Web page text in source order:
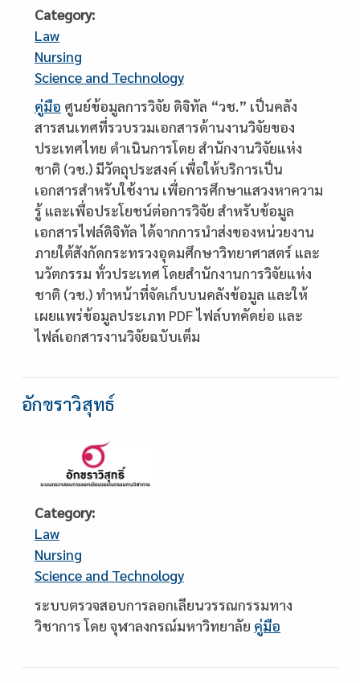
Category
Law
Nursing
Science and Technology
Description
คู่มือ ศูนย์ข้อมูลการวิจัย ดิจิทัล “วช.” เป็นคลัง
สารสนเทศที่รวบรวมเอกสารด้านงานวิจัยของ
ประเทศไทย ดำเนินการโดย สำนักงานวิจัยแห่ง
ชาติ (วช.) มีวัตถุประสงค์ เพื่อให้บริการเป็น
เอกสารสำหรับใช้งาน เพื่อการศึกษาแสวงหาความ
รู้ และเพื่อประโยชน์ต่อการวิจัย สำหรับข้อมูล
เอกสารไฟล์ดิจิทัล ได้จากการนำส่งของหน่วยงาน
ภายใต้สังกัดกระทรวงอุดมศึกษาวิทยาศาสตร์ และ
นวัตกรรม ทั่วประเทศ โดยสำนักงานการวิจัยแห่ง
ชาติ (วช.) ทำหน้าที่จัดเก็บบนคลังข้อมูล และให้
เผยแพร่ข้อมูลประเภท PDF ไฟล์บทคัดย่อ และ
ไฟล์เอกสารงานวิจัยฉบับเต็ม
อักขราวิสุทธ์
Category
Law
Nursing
Science and Technology
Description
ระบบตรวจสอบการลอกเลียนวรรณกรรมทาง
วิชาการ โดย จุฬาลงกรณ์มหาวิทยาลัย คู่มือ